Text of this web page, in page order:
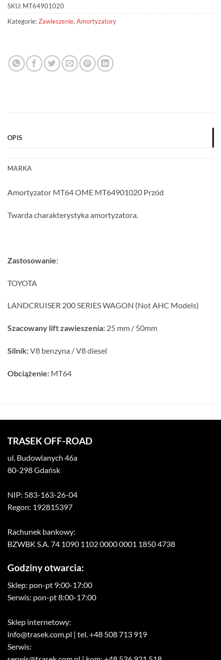
SKU: MT64901020
Kategorie:Zawieszenie,Amortyzatory
OPIS
MARKA
Amortyzator MT64 OME MT64901020 Przód
Twarda charakterystyka amortyzatora.
Zastosowanie:
TOYOTA
LANDCRUISER 200 SERIES WAGON (Not AHC Models)
Szacowany lift zawieszenia: 25 mm / 50mm
Silnik:V8 benzyna / V8 diesel
Obciążenie: MT64
TRASEK OFF-ROAD
ul. Budowlanych 46a
80-298 Gdańsk
NIP: 583-163-26-04
Regon: 192815397
Rachunek bankowy:
BZWBK S.A. 74 1090 1102 0000 0001 1850 4738
Godziny otwarcia:
Sklep: pon-pt 9:00-17:00
Serwis: pon-pt 8:00-17:00
Sklep internetowy:
info@trasek.com.pl | tel. +48 508 713 919
Serwis: